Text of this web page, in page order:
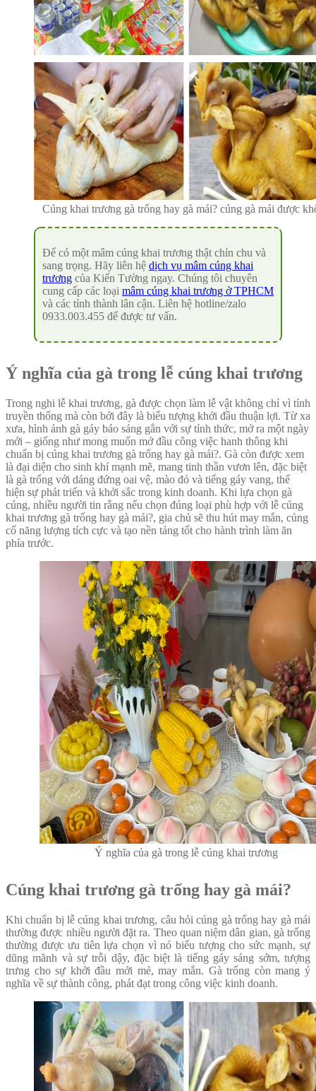
Cúng khai trương gà trống hay gà mái? cúng gà mái được
Để có một mâm cúng khai trương thật chỉn chu và
sang trọng. Hãy liên hệ dịch vụ mâm cúng khai
trương của Kiến Tường ngay. Chúng tôi chuyên
cung cấp các loại mâm cúng khai trương ở TPHCM
và các tỉnh thành lân cận. Liên hệ hotline/zalo
0933.003.455 để được tư vấn.
Ý nghĩa của gà trong lễ cúng khai trương
Trong nghi lễ khai trương, gà được chọn làm lễ vật không chỉ vì tính
truyền thống mà còn bởi đây là biểu tượng khởi đầu thuận lợi. Từ xa
xưa, hình ảnh gà gáy báo sáng gắn với sự tỉnh thức, mở ra một ngày
mới – giống như mong muốn mở đầu công việc hanh thông khi
chuẩn bị cúng khai trương gà trống hay gà mái?. Gà còn được xem
là đại diện cho sinh khí mạnh mẽ, mang tinh thần vươn lên, đặc biệt
là gà trống với dáng đứng oai vệ, mào đỏ và tiếng gáy vang, thể
hiện sự phát triển và khởi sắc trong kinh doanh. Khi lựa chọn gà
cúng, nhiều người tin rằng nếu chọn đúng loại phù hợp với lễ cúng
khai trương gà trống hay gà mái?, gia chủ sẽ thu hút may mắn, củng
cố năng lượng tích cực và tạo nền tảng tốt cho hành trình làm ăn
phía trước.
Ý nghĩa của gà trong lễ cúng khai trương
Cúng khai trương gà trống hay gà mái?
Khi chuẩn bị lễ cúng khai trương, câu hỏi cúng gà trống hay gà mái
thường được nhiều người đặt ra. Theo quan niệm dân gian, gà trống
thường được ưu tiên lựa chọn vì nó biểu tượng cho sức mạnh, sự
dũng mãnh và sự trỗi dậy, đặc biệt là tiếng gáy sáng sớm, tượng
trưng cho sự khởi đầu mới mẻ, may mắn. Gà trống còn mang ý
nghĩa về sự thành công, phát đạt trong công việc kinh doanh.